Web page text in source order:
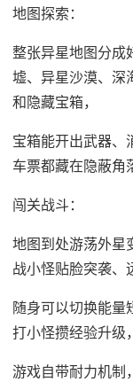
地图探索：
整张异星地图分成
墟、异星沙漠、深
和隐藏宝箱，
宝箱能开出武器、
车票都藏在隐蔽角
闯关战斗：
地图到处游荡外星
战小怪贴脸突袭、
随身可以切换能量
打小怪攒经验升级
游戏自带耐力机制